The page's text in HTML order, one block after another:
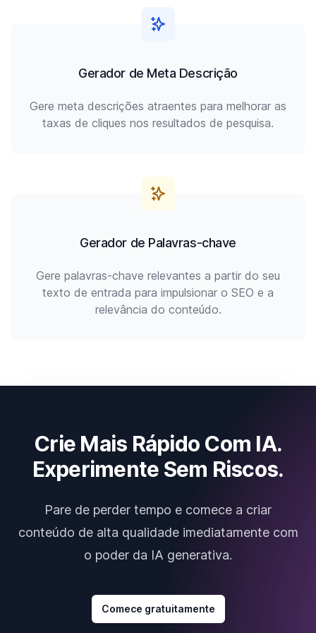
Gerador de Meta Descrição
Gere meta descrições atraentes para melhorar as
taxas de cliques nos resultados de pesquisa.
Gerador de Palavras-chave
Gere palavras-chave relevantes a partir do seu
texto de entrada para impulsionar o SEO e a
relevância do conteúdo.
Crie Mais Rápido Com IA.
Experimente Sem Riscos.
Pare de perder tempo e comece a criar
conteúdo de alta qualidade imediatamente com
o poder da IA generativa.
Comece gratuitamente